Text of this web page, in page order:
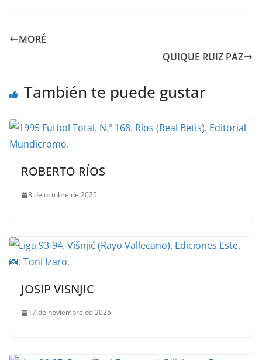
MORÉ
QUIQUE RUIZ PAZ
También te puede gustar
ROBERTO RÍOS
8 de octubre de 2025
JOSIP VISNJIC
17 de noviembre de 2025